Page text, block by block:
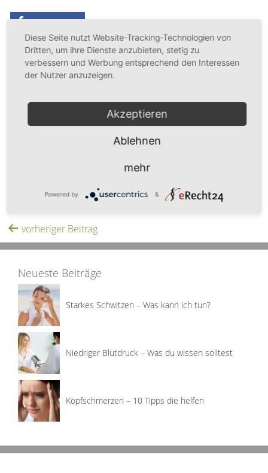
Das könnte Dich auch interessieren:
Die besten 7 Lebensmittel zum schnellen
gesunde Lebensmittel im Überblick
vorheriger Beitrag
Neueste Beiträge
Starkes Schwitzen – Was kann ich tun?
Niedriger Blutdruck – Was du wissen solltest
Kopfschmerzen – 10 Tipps die helfen
Diese Seite nutzt Website-Tracking-Technologien von
Dritten, um ihre Dienste anzubieten, stetig zu
verbessern und Werbung entsprechend den Interessen
der Nutzer anzuzeigen.
Akzeptieren
Ablehnen
mehr
Powered by &